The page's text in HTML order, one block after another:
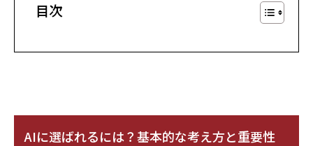
目次
AIに選ばれるには？基本的な考え方と重要性